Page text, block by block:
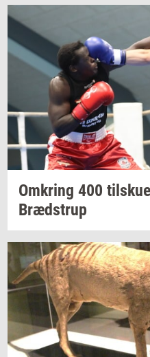
Om­kring 400
Bræd­strup